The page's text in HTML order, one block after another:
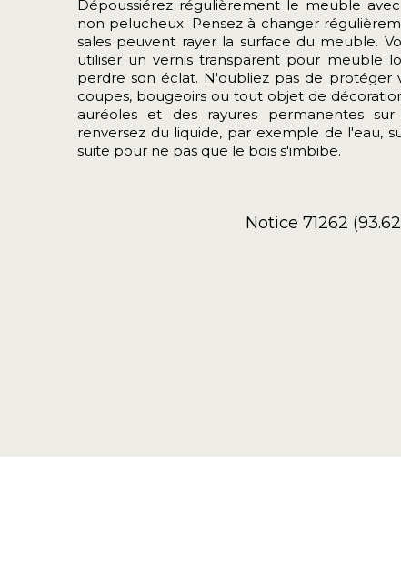
Dépoussiérez régulièrement le meuble
non pelucheux. Pensez à changer
sales peuvent rayer la surface du meuble.
utiliser un vernis transparent pour meuble
perdre son éclat. N'oubliez pas de protéger
coupes, bougeoirs ou tout objet de
auréoles et des rayures permanentes
renversez du liquide, par exemple de l'eau,
suite pour ne pas que le bois s'imbibe.
Notice 71262